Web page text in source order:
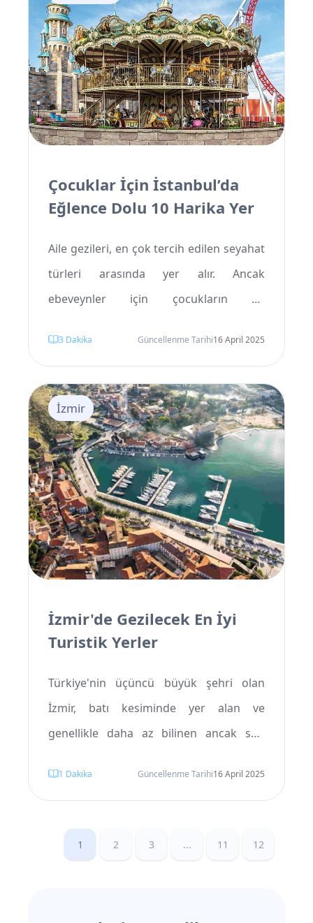
üzerinde konumlanmıştır ve her yıl
binlerce ziyaretçiyi cezbetmektedir.
Aşağıda, Side Antik Kenti'nin gizemli
tarihi ve mimarisi hakkında daha fazla
bilgi edineceksiniz.
Çocuklar İçin İstanbul’da
Eğlence Dolu 10 Harika Yer
Aile gezileri, en çok tercih edilen seyahat
türleri arasında yer alır. Ancak
ebeveynler için çocukların da
alması büyük önem taşır. İstanbul,
merkezleriyle aileler için ideal bir
destinasyondur. Ancak çocuklara özel
düşünülmüş bir planlama olmadan,
küçük gezginler kısa sürede sıkılabilir ya
da yorulabilir. İstanbul’daki en iyi çocuk
dostu yerleri bilmek, seyahati her aile
üyesi için çok daha eğlenceli ve
unutulmaz kılabilir.
3 Dakika Güncellenme Tarihi16 April 2025
İzmir'de Gezilecek En İyi
Turistik Yerler
Türkiye'nin üçüncü büyük şehri olan
İzmir, batı kesiminde yer alan ve
genellikle daha az bilinen ancak son
Antik bir tarihe, modern bir atmosfere
Türkiye'nin farklı bir yüzünü sunar. Son
yıllarda, İzmir birçok turistik cazibe
İzmir
1 Dakika Güncellenme Tarihi16 April 2025
1 2 3 ... 11 12